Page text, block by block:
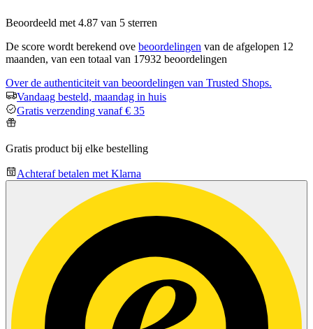
Beoordeeld met 4.87 van 5 sterren
De score wordt berekend ove beoordelingen van de afgelopen 12
maanden, van een totaal van 17932 beoordelingen
Over de authenticiteit van beoordelingen van Trusted Shops.
Vandaag besteld, maandag in huis
Gratis verzending vanaf € 35
Gratis product bij elke bestelling
Achteraf betalen met Klarna